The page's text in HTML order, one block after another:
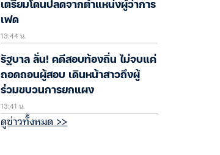
เตรียมโดนปลดจากตำแหน่งผู้ว่าการ
เฟด
13:44 น.
รัฐบาล ลั่น! คดีสอบท้องถิ่น ไม่จบแค่
ถอดถอนผู้สอบ เดินหน้าสาวถึงผู้
ร่วมขบวนการยกแผง
13:41 น.
ดูข่าวทั้งหมด >>